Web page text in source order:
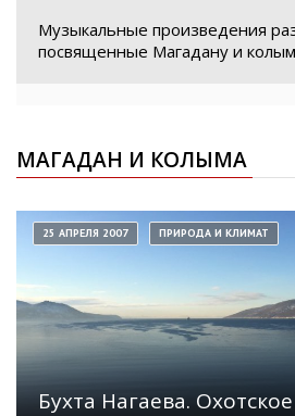
Музыкальные произведения
посвященные Магадану и
МАГАДАН И КОЛЫМА
Бухта Нагаева.
25 АПРЕЛЯ 2007 ПРИРОДА И КЛИМАТ